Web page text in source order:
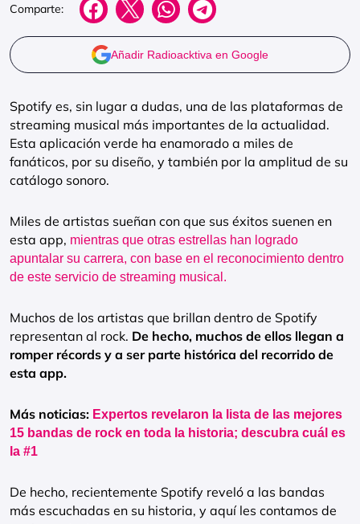
Comparte:
Añadir Radioacktiva en Google
Spotify es, sin lugar a dudas, una de las plataformas de
streaming musical más importantes de la actualidad.
Esta aplicación verde ha enamorado a miles de
fanáticos, por su diseño, y también por la amplitud de su
catálogo sonoro.
Miles de artistas sueñan con que sus éxitos suenen en
esta app, mientras que otras estrellas han logrado
apuntalar su carrera, con base en el reconocimiento dentro
de este servicio de streaming musical.
Muchos de los artistas que brillan dentro de Spotify
representan al rock. De hecho, muchos de ellos llegan a
romper récords y a ser parte histórica del recorrido de
esta app.
Más noticias: Expertos revelaron la lista de las mejores
15 bandas de rock en toda la historia; descubra cuál es
la #1
De hecho, recientemente Spotify reveló a las bandas
más escuchadas en su historia, y aquí les contamos de